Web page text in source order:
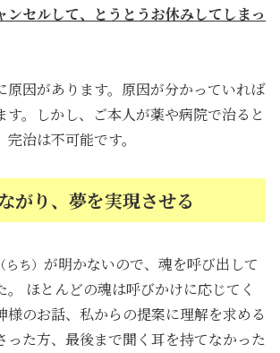
ンセルして、とうとうお休みしてしまっ
原因があります。原因が分かっていれば
す。しかし、ご本人が薬や病院で治ると
治は不可能です。
がり、夢を実現させる
（らち） が明かないので、魂を呼び出して
。 ほとんどの魂は呼びかけに応じてく
様のお話、私からの提案に理解を求める
った方、最後まで聞く耳を持てなかった